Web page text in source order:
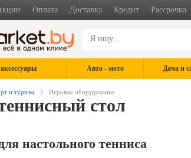
Оплата Доставка Кредит Рассрочка
Авто - мото Дача и
и туризм Игровое оборудование
стол
настольного тенниса